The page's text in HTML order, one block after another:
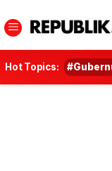
Hot Topics: